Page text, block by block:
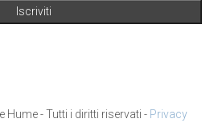
- Tutti i diritti riservati - Privacy